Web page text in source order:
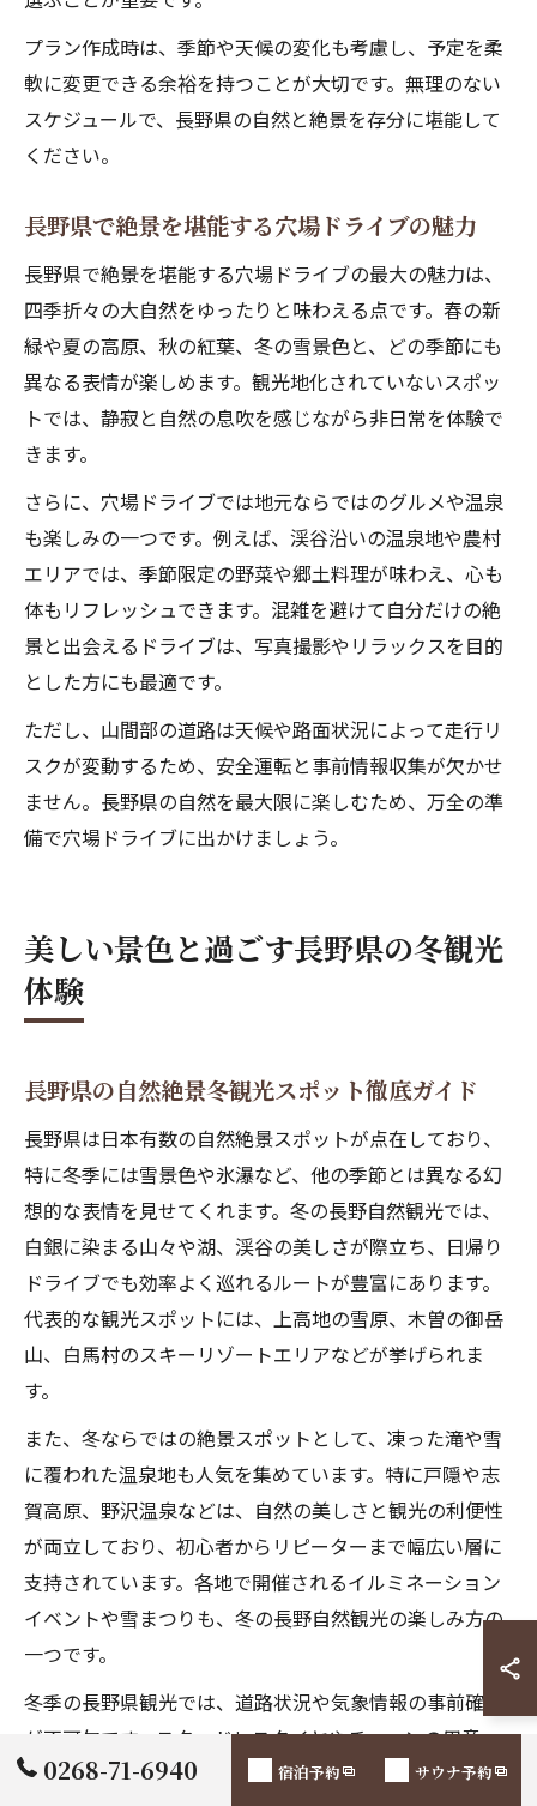
プラン作成時は、季節や天候の変化も考慮し、予定を柔
軟に変更できる余裕を持つことが大切です。無理のない
スケジュールで、長野県の自然と絶景を存分に堪能して
ください。
長野県で絶景を堪能する穴場ドライブの魅力
長野県で絶景を堪能する穴場ドライブの最大の魅力は、
四季折々の大自然をゆったりと味わえる点です。春の新
緑や夏の高原、秋の紅葉、冬の雪景色と、どの季節にも
異なる表情が楽しめます。観光地化されていないスポッ
トでは、静寂と自然の息吹を感じながら非日常を体験で
きます。
さらに、穴場ドライブでは地元ならではのグルメや温泉
も楽しみの一つです。例えば、渓谷沿いの温泉地や農村
エリアでは、季節限定の野菜や郷土料理が味わえ、心も
体もリフレッシュできます。混雑を避けて自分だけの絶
景と出会えるドライブは、写真撮影やリラックスを目的
とした方にも最適です。
ただし、山間部の道路は天候や路面状況によって走行リ
スクが変動するため、安全運転と事前情報収集が欠かせ
ません。長野県の自然を最大限に楽しむため、万全の準
備で穴場ドライブに出かけましょう。
美しい景色と過ごす長野県の冬観光
体験
長野県の自然絶景冬観光スポット徹底ガイド
長野県は日本有数の自然絶景スポットが点在しており、
特に冬季には雪景色や氷瀑など、他の季節とは異なる幻
想的な表情を見せてくれます。冬の長野自然観光では、
白銀に染まる山々や湖、渓谷の美しさが際立ち、日帰り
ドライブでも効率よく巡れるルートが豊富にあります。
代表的な観光スポットには、上高地の雪原、木曽の御岳
山、白馬村のスキーリゾートエリアなどが挙げられま
す。
また、冬ならではの絶景スポットとして、凍った滝や雪
に覆われた温泉地も人気を集めています。特に戸隠や志
賀高原、野沢温泉などは、自然の美しさと観光の利便性
が両立しており、初心者からリピーターまで幅広い層に
支持されています。各地で開催されるイルミネーション
イベントや雪まつりも、冬の長野自然観光の楽しみ方の
一つです。
冬季の長野県観光では、道路状況や気象情報の事前確認
が不可欠です。スタッドレスタイヤやチェーンの用意、
防寒対策も忘れずに行いましょう。自然絶景を安全に満
0268-71-6940 宿泊予約 サウナ予約